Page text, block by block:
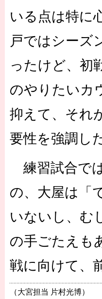
いる点は特に
戸ではシーズ
ったけど、初
のやりたいカ
抑えて、それ
要性を強調し
練習試合で
の、大屋は「
いないし、む
の手ごたえも
戦に向けて、
（大宮担当 片村光博）